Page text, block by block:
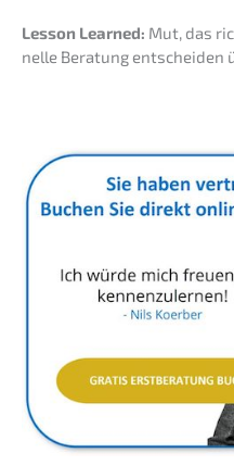
Lesson Learned: Mut, das
nel­le Beratung entschei­den